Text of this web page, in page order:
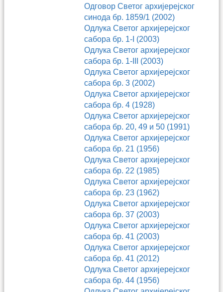
Одговор Светог архијерејског
синода бр. 1859/1 (2002)
Одлука Светог архијерејског
сабора бр. 1-I (2003)
Одлука Светог архијерејског
сабора бр. 1-III (2003)
Одлука Светог архијерејског
сабора бр. 3 (2002)
Одлука Светог архијерејског
сабора бр. 4 (1928)
Одлука Светог архијерејског
сабора бр. 20, 49 и 50 (1991)
Одлука Светог архијерејског
сабора бр. 21 (1956)
Одлука Светог архијерејског
сабора бр. 22 (1985)
Одлука Светог архијерејског
сабора бр. 23 (1962)
Одлука Светог архијерејског
сабора бр. 37 (2003)
Одлука Светог архијерејског
сабора бр. 41 (2003)
Одлука Светог архијерејског
сабора бр. 41 (2012)
Одлука Светог архијерејског
сабора бр. 44 (1956)